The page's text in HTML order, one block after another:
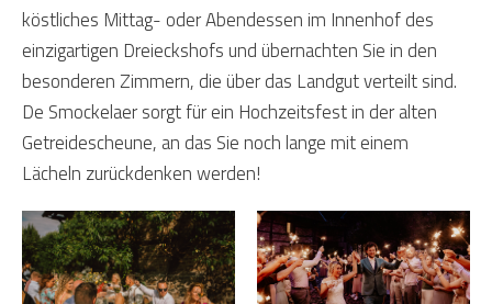
köstliches Mittag- oder Abendessen im Innenhof des
einzigartigen Dreieckshofs und übernachten Sie in den
besonderen Zimmern, die über das Landgut verteilt sind.
De Smockelaer sorgt für ein Hochzeitsfest in der alten
Getreidescheune, an das Sie noch lange mit einem
Lächeln zurückdenken werden!